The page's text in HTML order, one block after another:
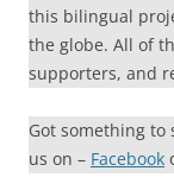
this bilingual
the globe. All of
supporters, and
Got something
us on – Facebook